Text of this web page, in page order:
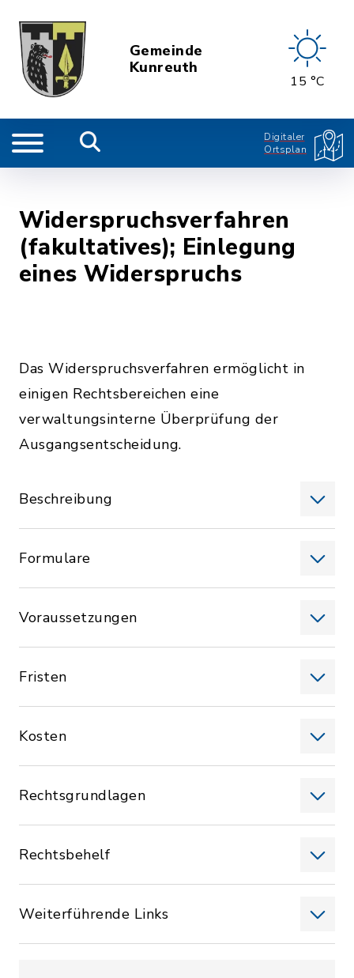
Gemeinde
Kunreuth
15 °C
Digitaler
Ortsplan
Widerspruchsverfahren
(fakultatives); Einlegung
eines Widerspruchs
Das Widerspruchsverfahren ermöglicht in
einigen Rechtsbereichen eine
verwaltungsinterne Überprüfung der
Ausgangsentscheidung.
Beschreibung
Formulare
Voraussetzungen
Fristen
Kosten
Rechtsgrundlagen
Rechtsbehelf
Weiterführende Links